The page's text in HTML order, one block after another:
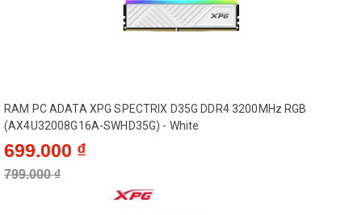
RAM PC ADATA XPG SPECTRIX D35G DDR4 3200MHz RGB
(AX4U32008G16A-SWHD35G) - White
699.000 ₫
799.000 ₫